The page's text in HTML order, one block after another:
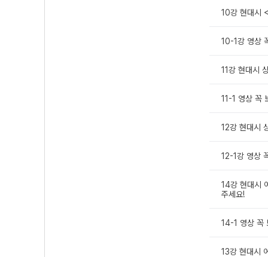
10강 현대시
10-1강 영상
11강 현대시
11-1 영상 꼭
12강 현대시
12-1강 영상
14강 현대시
주세요!
14-1 영상 꼭
13강 현대시